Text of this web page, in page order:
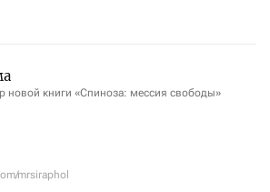
новой книги «Спиноза: мессия свободы»
mrsiraphol